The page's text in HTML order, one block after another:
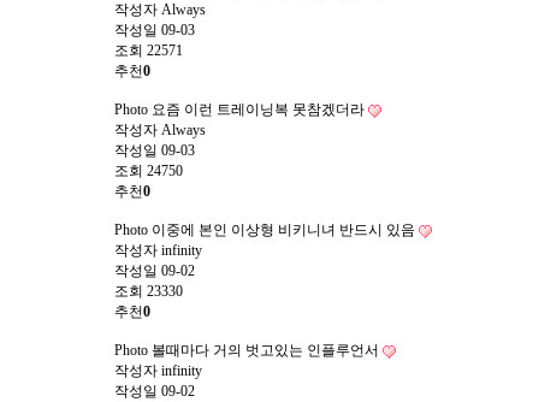
작성자 Always
작성일 09-03
조회 22571
추천0
Photo 요즘 이런 트레이닝복 못참겠더라
작성자 Always
작성일 09-03
조회 24750
추천0
Photo 이중에 본인 이상형 비키니녀 반드시 있음
작성자 infinity
작성일 09-02
조회 23330
추천0
Photo 볼때마다 거의 벗고있는 인플루언서
작성자 infinity
작성일 09-02